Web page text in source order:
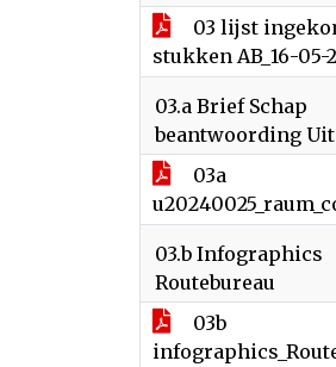
03 lijst
stukken AB_16-05-
03.a Brief Schap
beantwoording
03a
03.b Infographics
Routebureau
03b